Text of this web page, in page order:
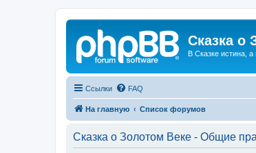
Сказка о
В Сказке истина, а
Ссылки FAQ
На главную Список форумов
Сказка о Золотом Веке - Общие